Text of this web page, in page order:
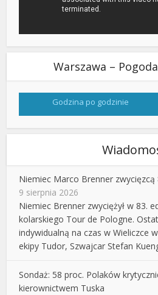
Warszawa –
Godzina po godzinie
Niemiec Marco Brenner
9 sierpnia 2026
Niemiec Brenner zwyciężył w 83.
kolarskiego Tour de Pologne.
indywidualną na czas w Wieliczce
ekipy Tudor, Szwajcar Stefan
Sondaż: 58 proc. Polaków
kierownictwem Tuska